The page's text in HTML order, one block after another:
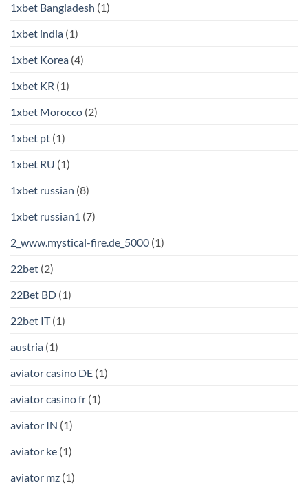
1xbet Bangladesh (1)
1xbet india (1)
1xbet Korea (4)
1xbet KR (1)
1xbet Morocco (2)
1xbet pt (1)
1xbet RU (1)
1xbet russian (8)
1xbet russian1 (7)
2_www.mystical-fire.de_5000 (1)
22bet (2)
22Bet BD (1)
22bet IT(1)
austria (1)
aviator casino DE (1)
aviator casino fr (1)
aviator IN (1)
aviator ke (1)
aviator mz (1)